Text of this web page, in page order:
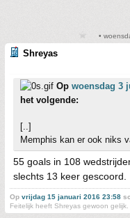
•
Shreyas
Op woensdag 3
het volgende:
[..]
Memphis kan er ook niks
55 goals in 108
slechts 13 keer gescoord.
Op vrijdag 15 januari 2016 23:58
Feitelijk heeft Shreyas gewoon gelijk.